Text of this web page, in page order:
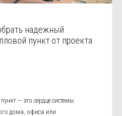
надежный
пункт от проекта
— это сердце системы
дома, офиса или